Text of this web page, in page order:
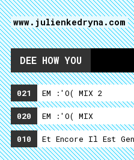
www.julienkedryna.com
DEE HOW YOU
021 EM :'O( MIX 2
020 EM :'O( MIX
010 Et Encore Il Est